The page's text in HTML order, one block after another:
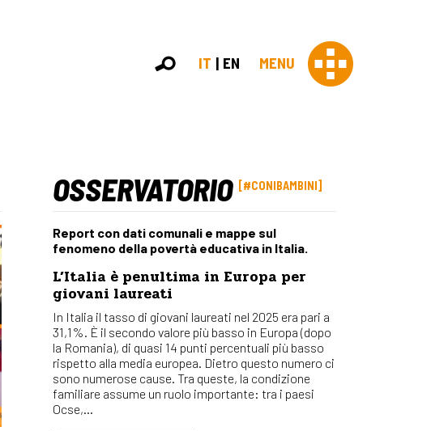
IT EN MENU
OSSERVATORIO #CONIBAMBINI
Report con dati comunali e mappe sul
fenomeno della povertà educativa in Italia.
L’Italia è penultima in Europa per
giovani laureati
In Italia il tasso di giovani laureati nel 2025 era pari a
31,1%. È il secondo valore più basso in Europa (dopo
la Romania), di quasi 14 punti percentuali più basso
rispetto alla media europea. Dietro questo numero ci
sono numerose cause. Tra queste, la condizione
familiare assume un ruolo importante: tra i paesi
Ocse,…